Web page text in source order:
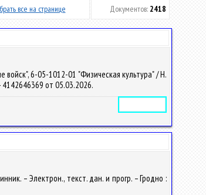
все на странице Документов: 2418
6-05-1012-01 "Физическая культура" / Н.
4142646369 от 05.03.2026.
– Электрон., текст. дан. и прогр. – Гродно :